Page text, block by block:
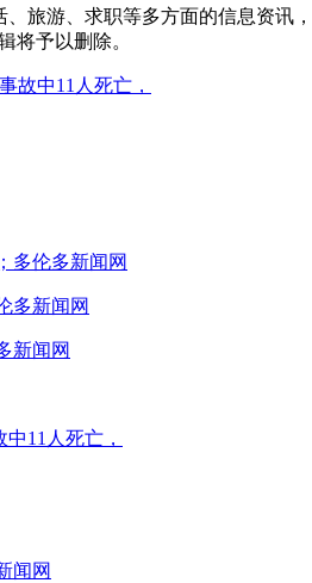
旅游、求职等多方面的信息资
将予以删除。
故中11人死亡，
多伦多新闻网
多新闻网
新闻网
11人死亡，
闻网